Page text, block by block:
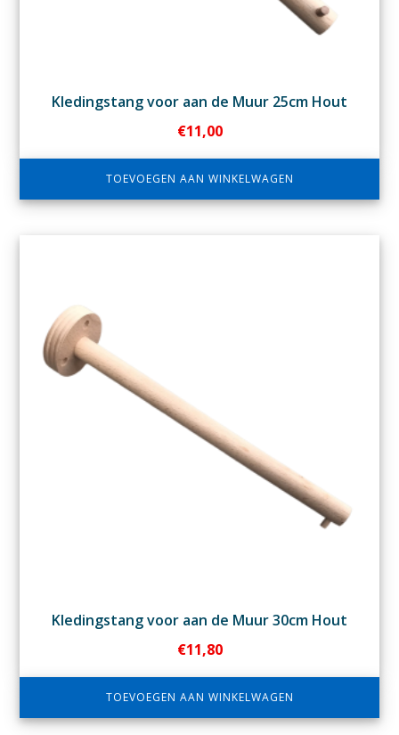
Kledingstang voor aan de Muur 25cm Hout
€11,00
TOEVOEGEN AAN WINKELWAGEN
Kledingstang voor aan de Muur 30cm Hout
€11,80
TOEVOEGEN AAN WINKELWAGEN